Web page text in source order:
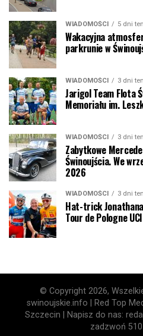
WIADOMOŚCI 5 dni
Wakacyjna
parkrunie w
WIADOMOŚCI 3 dni
Jarigol Team Flota
Memoriału im.
WIADOMOŚCI 3 dni
Zabytkowe
Świnoujścia. We
2026
WIADOMOŚCI 3 dni
Hat-trick
Tour de Pologne
© Copyright 2026,
swinoujskie.info | Red Top
Szczecin | Napisz do nas:
zadzwoń